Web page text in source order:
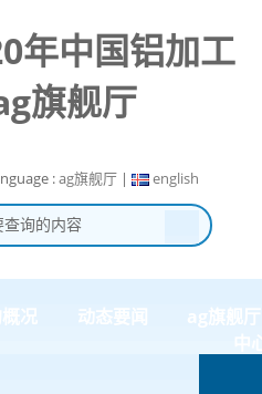
年中国铝加工
旗舰厅
:ag旗舰厅 | english
况 动态要闻
ag旗舰
中